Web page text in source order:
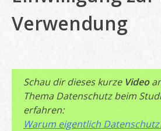
Verwendung
Schau dir dieses kurze Video
Thema Datenschutz beim
erfahren:
Warum eigentlich